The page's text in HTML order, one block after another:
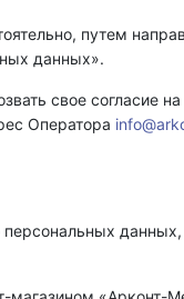
путем
данных».
свое согласие на
Оператора